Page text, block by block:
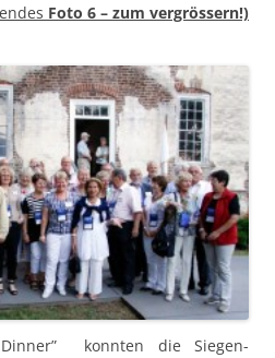
Foto 6 – zum vergrössern!)
konnten die Siegen-